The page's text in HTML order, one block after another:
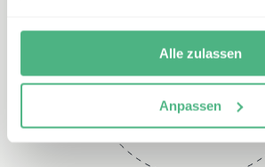
Alle zulassen
Anpassen
Montag – Freitag:
und nach individueller
Terminvereinbarung